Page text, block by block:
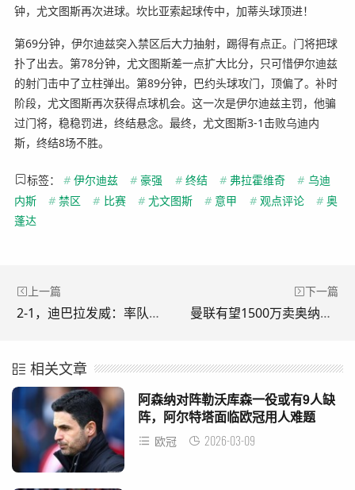
钟，尤文图斯再次进球。坎比亚索起球传中，加蒂头球顶进！
第69分钟，伊尔迪兹突入禁区后大力抽射，踢得有点正。门将把球
扑了出去。第78分钟，尤文图斯差一点扩大比分，只可惜伊尔迪兹
的射门击中了立柱弹出。第89分钟，巴约头球攻门，顶偏了。补时
阶段，尤文图斯再次获得点球机会。这一次是伊尔迪兹主罚，他骗
过门将，稳稳罚进，终结悬念。最终，尤文图斯3-1击败乌迪内
斯，终结8场不胜。
标签： # 伊尔迪兹 # 豪强 # 终结 # 弗拉霍维奇 # 乌迪
内斯
# 禁区 # 比赛 # 尤文图斯 # 意甲 # 观点评论 # 奥
蓬达
上一篇
2-1，迪巴拉发威：率队2连胜，反超AC米兰，积分追平意甲领头羊
下一篇
曼联有望1500万卖奥纳纳！离队后居然会扑救了，坚称自己绝非失败者
相关文章
阿森纳对阵勒沃库森一役或有9人缺
阵，阿尔特塔面临欧冠用人难题
欧冠 2026-03-09